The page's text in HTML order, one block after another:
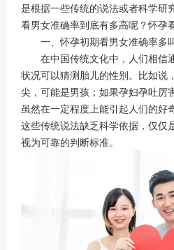
是根据一些传统的说法或者科学研
看男女准确率到底有多高呢？怀孕
一、怀孕初期看男女准确率多
在中国传统文化中，人们相信
状况可以猜测胎儿的性别。比如说
尖，可能是男孩；如果孕妇孕吐厉
虽然在一定程度上能引起人们的好
这些传统说法缺乏科学依据，仅仅
视为可靠的判断标准。